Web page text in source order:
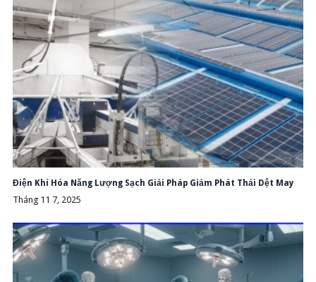
Điện Khí Hóa Năng Lượng Sạch Giải Pháp Giảm Phát Thải Dệt May
Tháng 11 7, 2025